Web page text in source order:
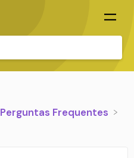
​Perguntas Frequentes